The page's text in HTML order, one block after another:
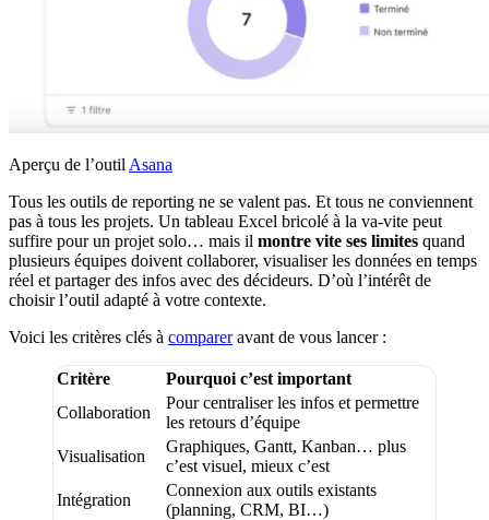
Aperçu de l’outil Asana
Tous les outils de reporting ne se valent pas. Et tous ne conviennent
pas à tous les projets. Un tableau Excel bricolé à la va-vite peut
suffire pour un projet solo… mais il montre vite ses limites quand
plusieurs équipes doivent collaborer, visualiser les données en temps
réel et partager des infos avec des décideurs. D’où l’intérêt de
choisir l’outil adapté à votre contexte.
Voici les critères clés à compareravant de vous lancer :
Critère
Pourquoi c’est important
Collaboration
Pour centraliser les infos et permettre
les retours d’équipe
Visualisation
Graphiques, Gantt, Kanban… plus
c’est visuel, mieux c’est
Intégration
Connexion aux outils existants
(planning, CRM, BI…)